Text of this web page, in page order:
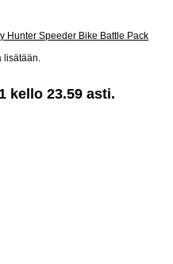
Hunter Speeder Bike Battle Pack
lisätään.
kello 23.59 asti.